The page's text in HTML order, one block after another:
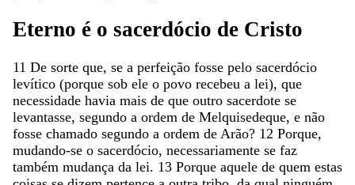
Eterno é o sacerdócio de Cristo
11 De sorte que, se a perfeição fosse pelo sacerdócio
levítico (porque sob ele o povo recebeu a lei), que
necessidade havia mais de que outro sacerdote se
levantasse, segundo a ordem de Melquisedeque, e não
fosse chamado segundo a ordem de Arão? 12 Porque,
mudando-se o sacerdócio, necessariamente se faz
também mudança da lei. 13 Porque aquele de quem estas